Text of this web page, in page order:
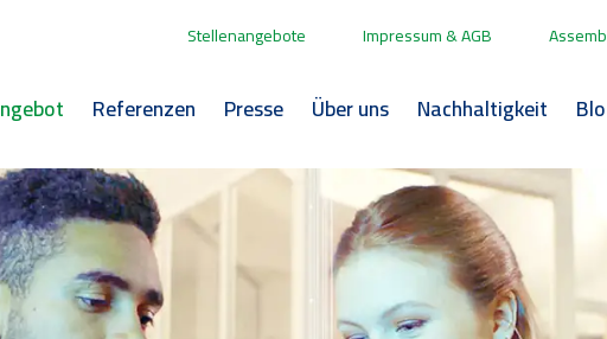
Stellenangebote Impressum & AGB
Referenzen Presse Über uns Nachhaltigkeit